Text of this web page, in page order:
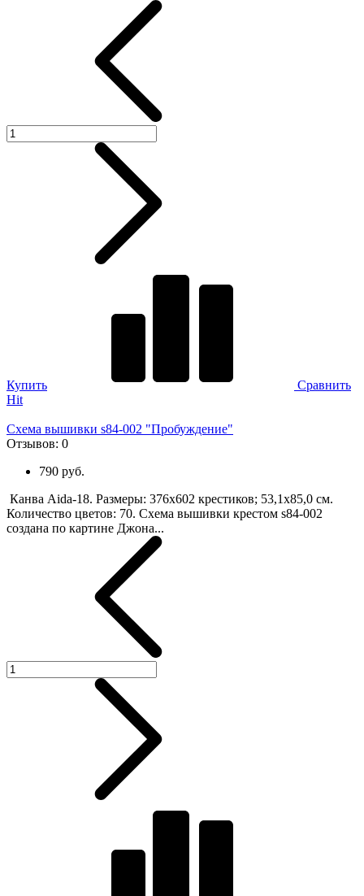
Купить
Сравнить
Hit
Схема вышивки s84-002 "Пробуждение"
Отзывов: 0
790 руб.
Канва Aida-18. Размеры: 376х602 крестиков; 53,1х85,0 см.
Количество цветов: 70. Схема вышивки крестом s84-002
создана по картине Джона...